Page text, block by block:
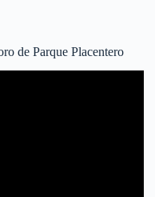
de Parque Placentero